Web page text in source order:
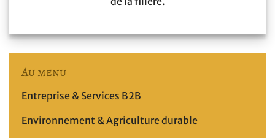
Au menu
Entreprise & Services B2B
Environnement & Agriculture durable